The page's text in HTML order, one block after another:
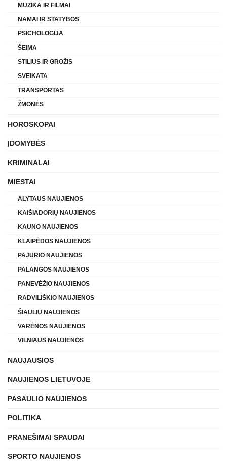
MUZIKA IR FILMAI
NAMAI IR STATYBOS
PSICHOLOGIJA
ŠEIMA
STILIUS IR GROŽIS
SVEIKATA
TRANSPORTAS
ŽMONĖS
HOROSKOPAI
ĮDOMYBĖS
KRIMINALAI
MIESTAI
ALYTAUS NAUJIENOS
KAIŠIADORIŲ NAUJIENOS
KAUNO NAUJIENOS
KLAIPĖDOS NAUJIENOS
PAJŪRIO NAUJIENOS
PALANGOS NAUJIENOS
PANEVĖŽIO NAUJIENOS
RADVILIŠKIO NAUJIENOS
ŠIAULIŲ NAUJIENOS
VARĖNOS NAUJIENOS
VILNIAUS NAUJIENOS
NAUJAUSIOS
NAUJIENOS LIETUVOJE
PASAULIO NAUJIENOS
POLITIKA
PRANEŠIMAI SPAUDAI
SPORTO NAUJIENOS